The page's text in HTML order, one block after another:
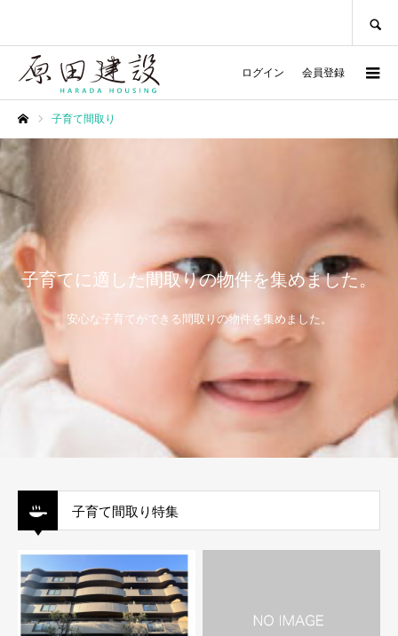
ログイン 会員登録
子育て間取り
子育てに適した間取りの物件を集めました。
安心な子育てができる間取りの物件を集めました。
子育て間取り特集